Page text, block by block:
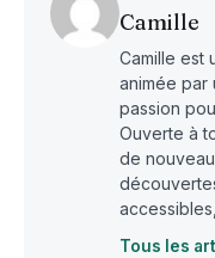
Camille
Camille est
animée par
passion
Ouverte à
de
Tous les